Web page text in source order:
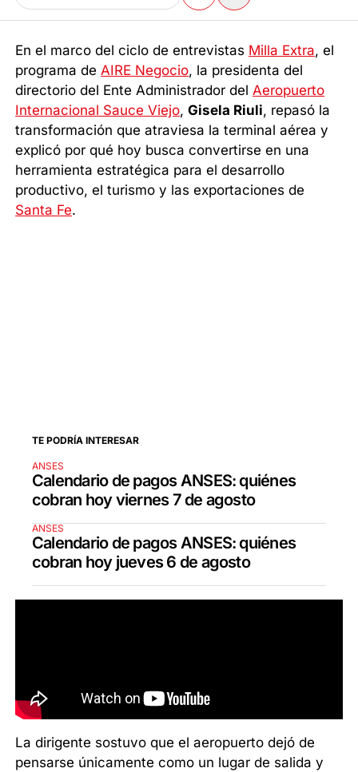
En el marco del ciclo de entrevistas Milla Extra, el
programa deAIRE Negocio, la presidenta del
directorio del Ente Administrador delAeropuerto
Internacional Sauce Viejo,Gisela Riuli, repasó la
transformación que atraviesa la terminal aérea y
explicó por qué hoy busca convertirse en una
herramienta estratégica para el desarrollo
productivo, el turismo y las exportaciones de
Santa Fe.
TE PODRÍA INTERESAR
ANSES
Calendario de pagos ANSES: quiénes
cobran hoy viernes 7 de agosto
ANSES
Calendario de pagos ANSES: quiénes
cobran hoy jueves 6 de agosto
La dirigente sostuvo que el aeropuerto dejó de
pensarse únicamente como un lugar de salida y